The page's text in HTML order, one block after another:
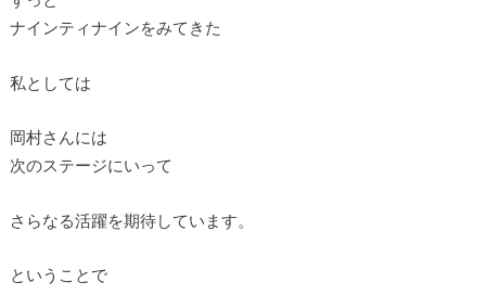
ナインティナインをみてきた
私としては
岡村さんには
次のステージにいって
さらなる活躍を期待しています。
ということで